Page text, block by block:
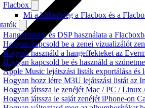
Flacbox
Mi a különbség a Flacbox és a
Hangeffektek és DSP használata a
Hogyan kapcsold be a zenei vizualizálót
Hogyan használd a hangeffekteket az
Hogyan kapcsold be és használd a
Apple Music lejátszási listák exportálása és
Hogyan hozz létre M3U lejátszási listát az
Hogyan játssza le zenéjét Mac / PC /
Hogyan játssza le saját zenéjét iPhone-on